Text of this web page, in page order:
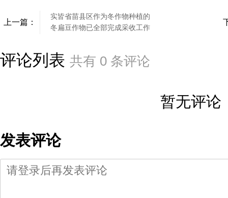
上一篇：
实皆省苗县区作为冬作物种植的
冬扁豆作物已全部完成采收工作
评论列表 共有 0 条评论
暂无评论
发表评论